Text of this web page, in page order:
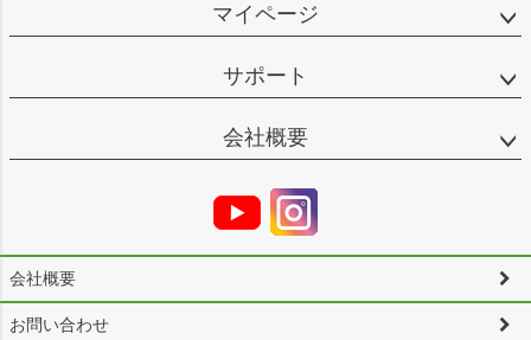
マイページ
サポート
会社概要
会社概要
お問い合わせ